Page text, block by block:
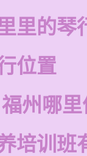
里的琴
位置
州哪
培训班